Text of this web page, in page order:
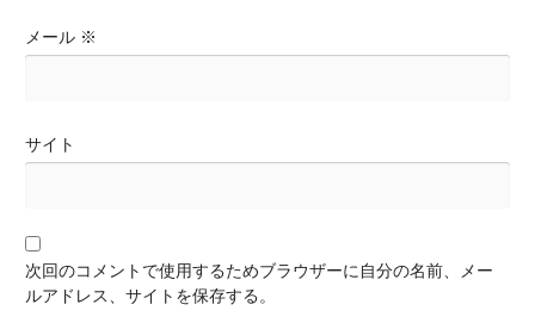
メール ※
サイト
次回のコメントで使用するためブラウザーに自分の名前、メー
ルアドレス、サイトを保存する。